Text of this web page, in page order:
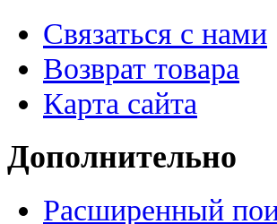
Связаться с нами
Возврат товара
Карта сайта
Дополнительно
Расширенный